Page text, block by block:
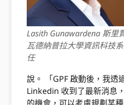
Lasith Gunawardena 斯里
瓦德納普拉大學資訊科技
任
說。 「GPF 啟動後，我透
Linkedin 收到了最新消息